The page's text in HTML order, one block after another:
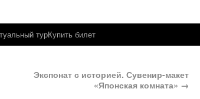
турКупить билет
Экспонат с историей. Сувенир-макет
«Японская комната» →